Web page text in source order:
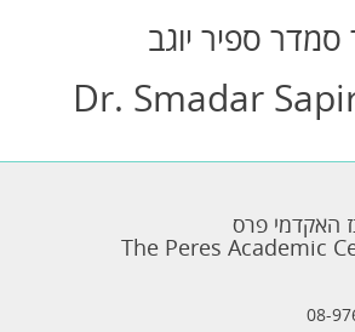
ספיר יוגב
Dr. Smadar
האקדמי פרס
The Peres Academic
08-